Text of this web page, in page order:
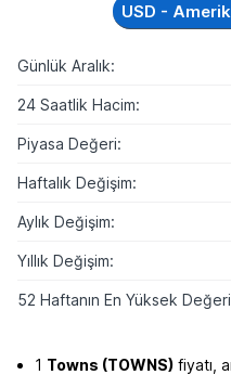
USD -
Günlük Aralık:
24 Saatlik Hacim:
Piyasa Değeri:
Haftalık Değişim:
Aylık Değişim:
Yıllık Değişim:
52 Haftanın En Yüksek
1 Towns (TOWNS) fiyatı,